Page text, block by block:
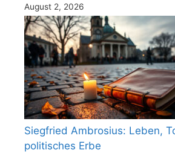
August 2, 2026
Siegfried Ambrosius: Leben,
politisches Erbe